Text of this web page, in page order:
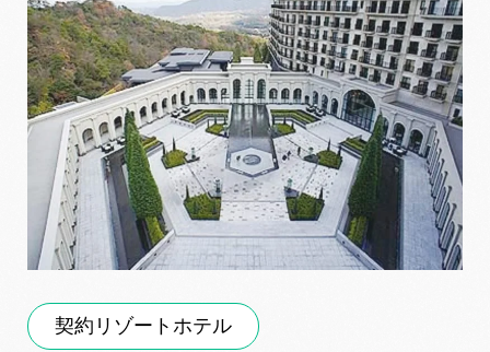
契約リゾートホテル